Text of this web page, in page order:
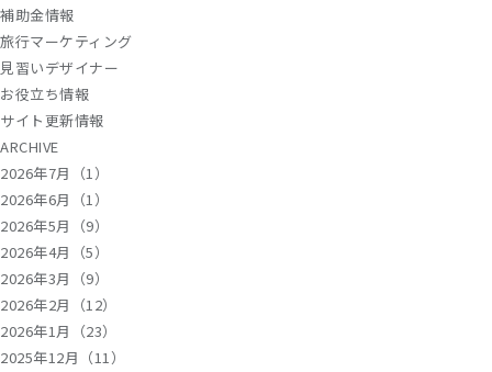
補助金情報
旅行マーケティング
見習いデザイナー
お役立ち情報
サイト更新情報
ARCHIVE
2026年7月（1）
2026年6月（1）
2026年5月（9）
2026年4月（5）
2026年3月（9）
2026年2月（12）
2026年1月（23）
2025年12月（11）